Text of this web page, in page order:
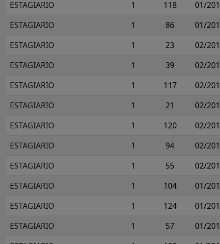
ESTAGIARIO
1 118
01/
ESTAGIARIO
1 86
01/
ESTAGIARIO
1 23
02/
ESTAGIARIO
1 39
02/
ESTAGIARIO
1 117
02/
ESTAGIARIO
1 21
02/
ESTAGIARIO
1 120
02/
ESTAGIARIO
1 94
02/
ESTAGIARIO
1 55
02/
ESTAGIARIO
1 104
01/
ESTAGIARIO
1 124
01/
ESTAGIARIO
1 57
01/